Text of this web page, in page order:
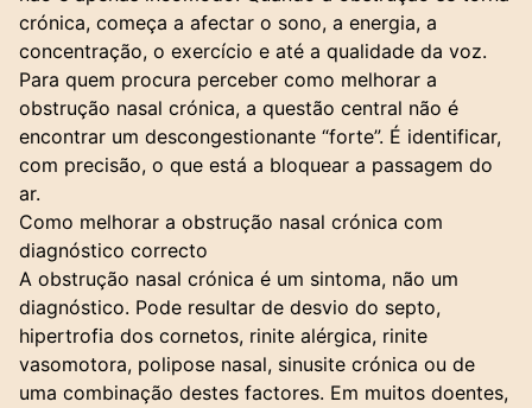
crónica, começa a afectar o sono, a energia, a
concentração, o exercício e até a qualidade da voz.
Para quem procura perceber como melhorar a
obstrução nasal crónica, a questão central não é
encontrar um descongestionante “forte”. É identificar,
com precisão, o que está a bloquear a passagem do
ar.
Como melhorar a obstrução nasal crónica com
diagnóstico correcto
A obstrução nasal crónica é um sintoma, não um
diagnóstico. Pode resultar de desvio do septo,
hipertrofia dos cornetos, rinite alérgica, rinite
vasomotora, polipose nasal, sinusite crónica ou de
uma combinação destes factores. Em muitos doentes,